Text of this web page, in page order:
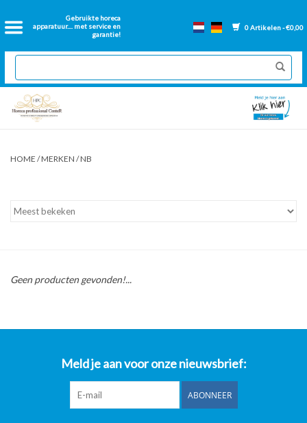
Gebruikte horeca
apparatuur.... met service en
garantie!
0 Artikelen - €0,00
Home
2dehands Horeca
Nieuwe apparatuur
Onderdelen bakwanden
Over ons
HOME /MERKEN /NB
Geen producten gevonden!...
Meld je aan voor onze nieuwsbrief:
ABONNEER